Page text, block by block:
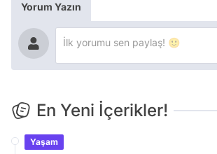
Yorum Yazın
En Yeni İçerikler!
Yaşam